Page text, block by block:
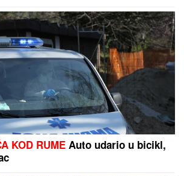
KOD RUME Auto udario u bicikl,